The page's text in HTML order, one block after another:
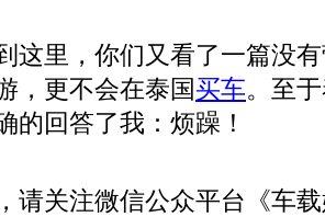
里，你们又看了一篇没有
，更不会在泰国买车。至
的回答了我：烦躁！
关注微信公众平台《车载